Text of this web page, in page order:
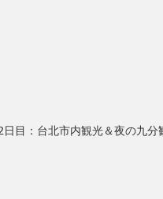
：台北市内観光＆夜の九